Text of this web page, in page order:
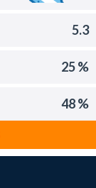
5.3
25 %
48 %